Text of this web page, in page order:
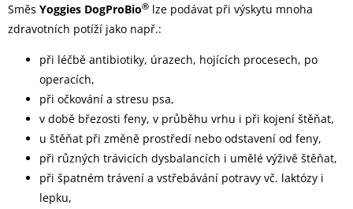
Směs Yoggies DogProBio® lze podávat při výskytu mnoha
zdravotních potíží jako např.:
při léčbě antibiotiky, úrazech, hojících procesech, po
operacích,
při očkování a stresu psa,
v době březosti feny, v průběhu vrhu i při kojení štěňat,
u štěňat při změně prostředí nebo odstavení od feny,
při různých trávicích dysbalancích i umělé výživě štěňat,
při špatném trávení a vstřebávání potravy vč. laktózy i
lepku,